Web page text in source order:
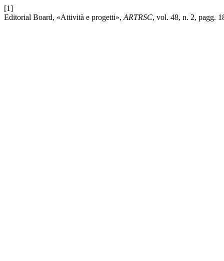
[1]
Editorial Board, «Attività e progetti», ARTRSC, vol. 48, n. 2, pagg.